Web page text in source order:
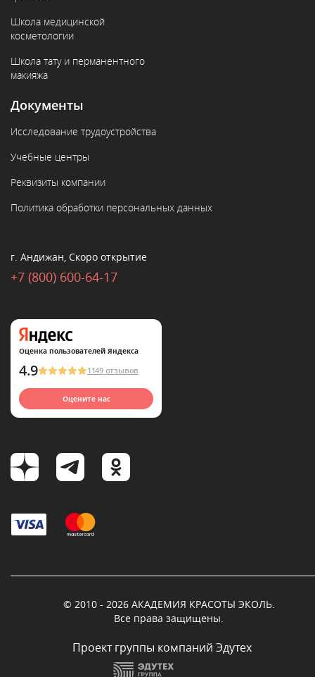
Школа медицинской
косметологии
Школа тату и перманентного
макияжа
Документы
Исследование трудоустройства
Учебные центры
Реквизиты компании
Политика обработки персональных данных
г. Андижан, Скоро открытие
+7 (800) 600-64-17
Оценка пользователей Яндекса
4.9 1149 отзывов
Оцените нас
© 2010 - 2026 АКАДЕМИЯ КРАСОТЫ ЭКОЛЬ.
Все права защищены.
Проект группы компаний Эдутех